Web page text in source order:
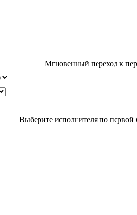
Мгновенный переход к
Выберите исполнителя по первой